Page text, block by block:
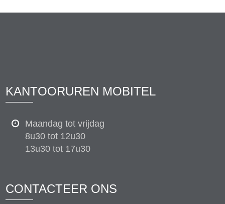
KANTOORUREN MOBITEL
Maandag tot vrijdag
8u30 tot 12u30
13u30 tot 17u30
CONTACTEER ONS